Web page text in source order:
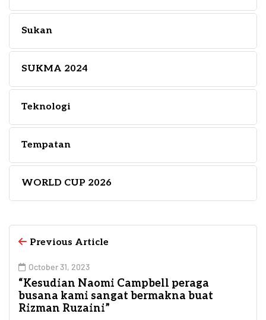
Sukan
SUKMA 2024
Teknologi
Tempatan
WORLD CUP 2026
Previous Article
October 31, 2023
“Kesudian Naomi Campbell peraga
busana kami sangat bermakna buat
Rizman Ruzaini”